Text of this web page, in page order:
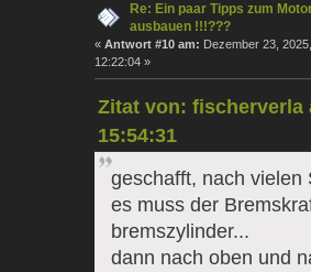
Re: Ein paar Tipps zum
ausbauen !!!???
« Antwort #10 am: Dezember 23, 2025,
12:22:04 »
Zitat von: fischerverla
15:54:31
geschafft, nach vielen
es muss der
bremszylinder...
dann nach oben und